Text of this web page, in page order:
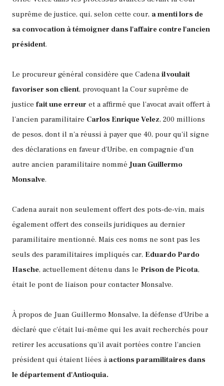
suprême de justice, qui, selon cette cour, a menti lors de
sa convocation à témoigner dans l'affaire contre l'ancien
président.
Le procureur général considère que Cadena il voulait
favoriser son client, provoquant la Cour suprême de
justice fait une erreur et a affirmé que l'avocat avait offert à
l'ancien paramilitaire Carlos Enrique Velez, 200 millions
de pesos, dont il n'a réussi à payer que 40, pour qu'il signe
des déclarations en faveur d'Uribe, en compagnie d'un
autre ancien paramilitaire nommé Juan Guillermo
Monsalve.
Cadena aurait non seulement offert des pots-de-vin, mais
également offert des conseils juridiques au dernier
paramilitaire mentionné. Mais ces noms ne sont pas les
seuls des paramilitaires impliqués car, Eduardo Pardo
Hasche, actuellement détenu dans le Prison de Picota,
était le pont de liaison pour contacter Monsalve.
À propos de Juan Guillermo Monsalve, la défense d'Uribe a
déclaré que c'était lui-même qui les avait recherchés pour
retirer les accusations qu'il avait portées contre l'ancien
président qui étaient liées à actions paramilitaires dans
le département d'Antioquia.